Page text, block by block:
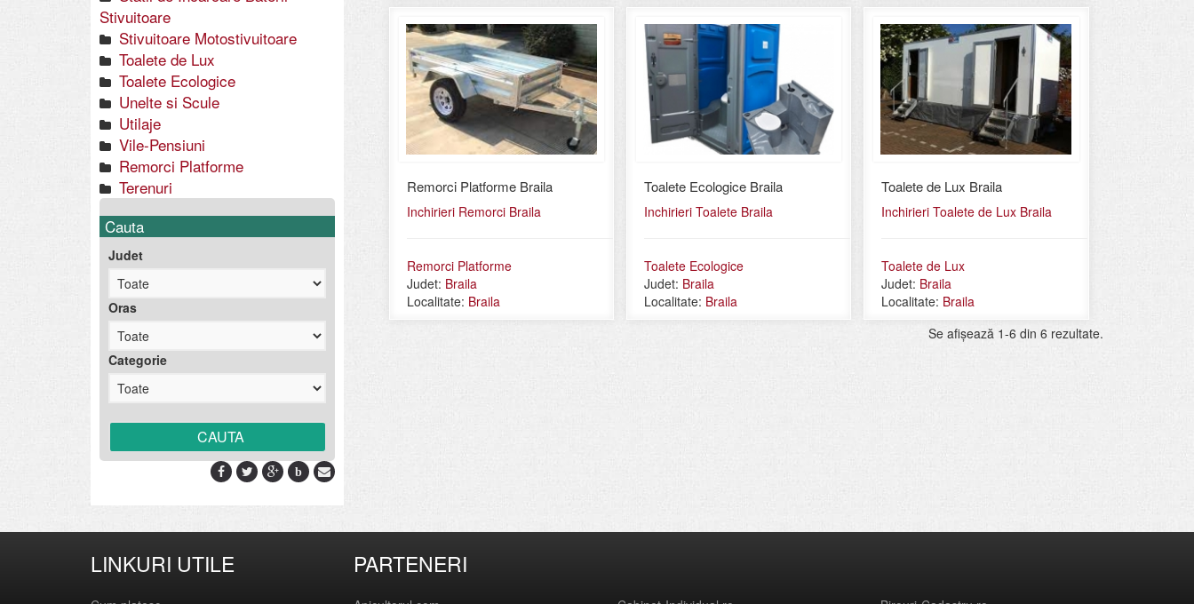
Stivuitoare
Stivuitoare Motostivuitoare
Toalete de Lux
Toalete Ecologice
Unelte si Scule
Utilaje
Vile-Pensiuni
Remorci Platforme
Terenuri
Cauta
Judet
Oras
Categorie
b
Remorci Platforme Braila
Inchirieri Remorci Braila
Remorci Platforme
Judet: Braila
Localitate: Braila
Toalete Ecologice Braila
Inchirieri Toalete Braila
Toalete Ecologice
Judet: Braila
Localitate: Braila
Toalete de Lux Braila
Inchirieri Toalete de Lux Braila
Toalete de Lux
Judet: Braila
Localitate: Braila
Se afişează 1-6 din 6 rezultate.
LINKURI UTILE PARTENERI